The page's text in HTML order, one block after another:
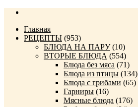
Главная
РЕЦЕПТЫ (953)
БЛЮДА НА ПАРУ(10)
ВТОРЫЕ БЛЮДА (554)
Блюда без мяса (71)
Блюда из птицы (134)
Блюда с грибами (65)
Гарниры (16)
Мясные блюда (176)